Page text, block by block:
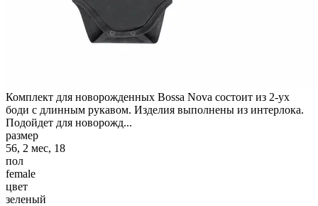
Комплект для новорожденных Bossa Nova состоит из 2-ух
боди с длинным рукавом. Изделия выполнены из интерлока.
Подойдет для новорожд...
размер
56, 2 мес, 18
пол
female
цвет
зеленый